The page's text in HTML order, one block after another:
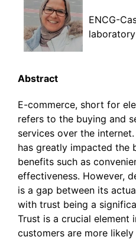
ENCG-
laboratory
Abstract
E-commerce, short for
refers to the buying and
services over the
has greatly impacted the
benefits such as
effectiveness. However,
is a gap between its
with trust being a
Trust is a crucial element
customers are more